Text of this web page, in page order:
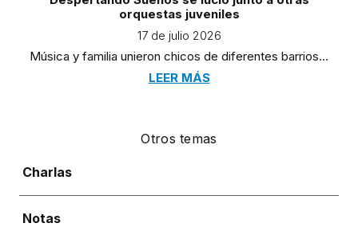
orquestas juveniles
17 de julio 2026
Música y familia unieron chicos de diferentes barrios…
LEER MÁS
Otros temas
Charlas
Notas